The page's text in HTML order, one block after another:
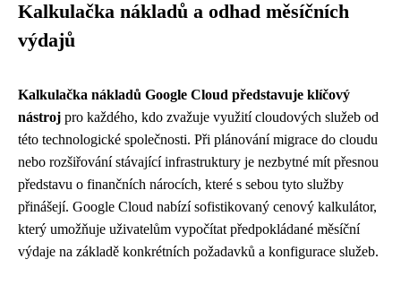
Kalkulačka nákladů a odhad měsíčních
výdajů
Kalkulačka nákladů Google Cloud představuje klíčový
nástroj pro každého, kdo zvažuje využití cloudových služeb od
této technologické společnosti. Při plánování migrace do cloudu
nebo rozšiřování stávající infrastruktury je nezbytné mít přesnou
představu o finančních nárocích, které s sebou tyto služby
přinášejí. Google Cloud nabízí sofistikovaný cenový kalkulátor,
který umožňuje uživatelům vypočítat předpokládané měsíční
výdaje na základě konkrétních požadavků a konfigurace služeb.